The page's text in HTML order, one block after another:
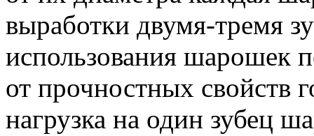
выработки двумя-тремя
использования шарошек
от прочностных свойств
нагрузка на один зубец